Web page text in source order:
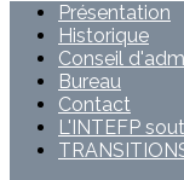
Présentation
Historique
Conseil
Bureau
Contact
L'INTEFP